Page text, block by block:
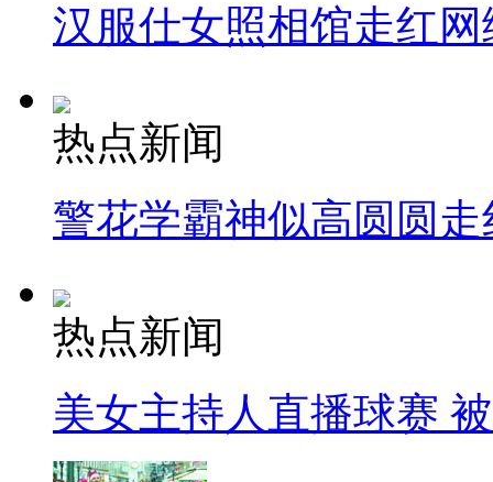
汉服仕女照相馆走红网
热点新闻
警花学霸神似高圆圆走
热点新闻
美女主持人直播球赛